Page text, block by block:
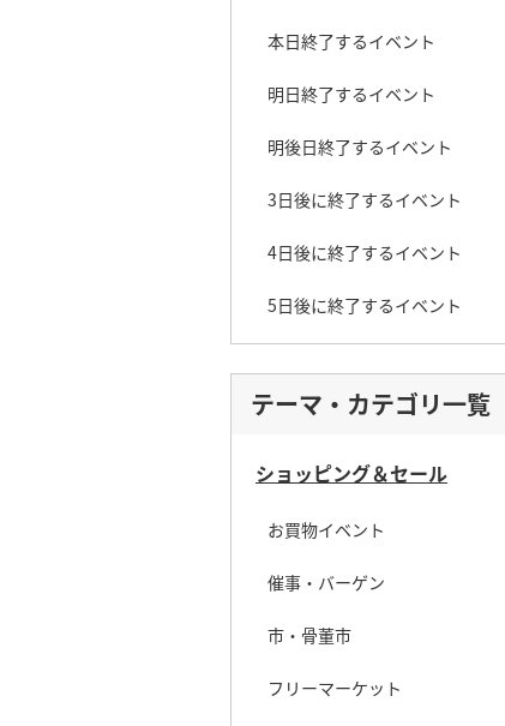
本日終了するイベント
明日終了するイベント
明後日終了するイベント
3日後に終了するイベント
4日後に終了するイベント
5日後に終了するイベント
テーマ・カテゴリ一覧
ショッピング＆セール
お買物イベント
催事・バーゲン
市・骨董市
フリーマーケット